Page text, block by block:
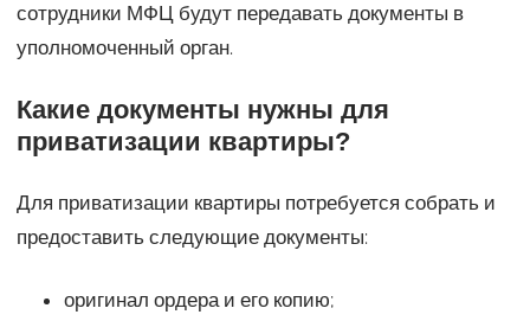
сотрудники МФЦ будут передавать документы в
уполномоченный орган.
Какие документы нужны для
приватизации квартиры?
Для приватизации квартиры потребуется собрать и
предоставить следующие документы:
оригинал ордера и его копию;